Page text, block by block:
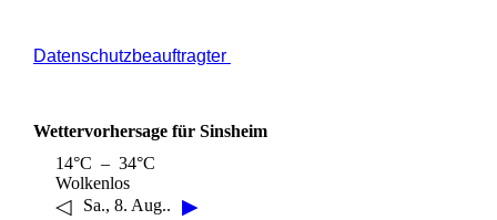
Datenschutzbeauftragter
Wettervorhersage für Sinsheim
14°C – 34°C
Wolkenlos
◁ Sa., 8. Aug.. ▶